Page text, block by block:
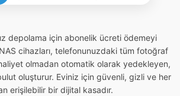
depolama için abonelik ücreti ödemeyi
NAS cihazları, telefonunuzdaki tüm fotoğraf
olmadan otomatik olarak yedekleyen,
oluşturur. Eviniz için güvenli, gizli ve her
erişilebilir bir dijital kasadır.